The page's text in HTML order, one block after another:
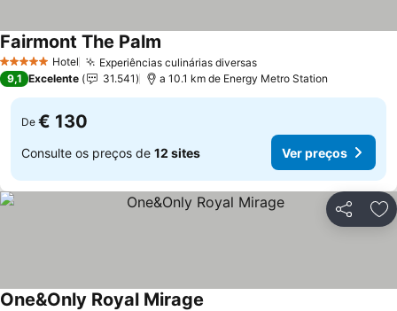
5 Estrelas Hotel Experiências culinárias diversas
Fairmont The Palm
9,1 Excelente 31.541 a 10.1 km de Energy Metro Station
De € 130
Consulte os preços de 12 sites Ver preços
Partilhar
One&Only Royal Mirage